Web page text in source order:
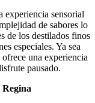
experiencia sensorial
de sabores lo
de los destilados finos
especiales. Ya sea
una experiencia
pausado.